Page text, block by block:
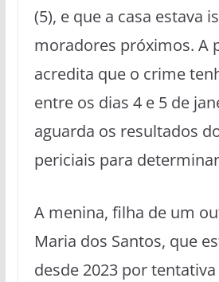
(5), e que a casa estava
moradores próximos. A
acredita que o crime
entre os dias 4 e 5 de
aguarda os resultados
periciais para
A menina, filha de um
Maria dos Santos, que
desde 2023 por